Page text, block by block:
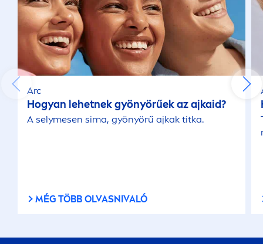
Arc
Hogyan lehetnek gyönyörűek az ajkaid?
A selymesen sima, gyönyörű ajkak titka.
MÉG TÖBB OLVASNIVALÓ